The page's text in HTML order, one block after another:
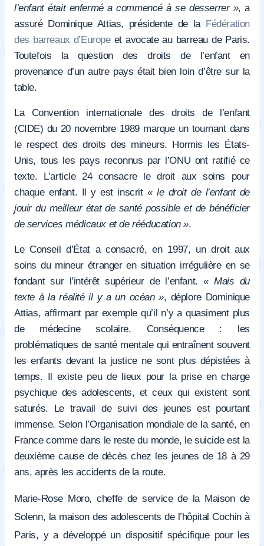
l’enfant était enfermé a commencé à se desserrer », a
assuré Dominique Attias, présidente de la Fédération
des barreaux d’Europeet avocate au barreau de Paris.
Toutefois la question des droits de l’enfant en
provenance d’un autre pays était bien loin d’être sur la
table.
La Convention internationale des droits de l’enfant
(CIDE) du 20 novembre 1989 marque un tournant dans
le respect des droits des mineurs. Hormis les États-
Unis, tous les pays reconnus par l’ONU ont ratifié ce
texte. L’article 24 consacre le droit aux soins pour
chaque enfant. Il y est inscrit « le droit de l’enfant de
jouir du meilleur état de santé possible et de bénéficier
de services médicaux et de rééducation ».
Le Conseil d’État a consacré, en 1997, un droit aux
soins du mineur étranger en situation irrégulière en se
fondant sur l’intérêt supérieur de l’enfant.« Mais du
texte à la réalité il y a un océan », déplore Dominique
Attias, affirmant par exemple qu’il n’y a quasiment plus
de médecine scolaire. Conséquence : les
problématiques de santé mentale qui entraînent souvent
les enfants devant la justice ne sont plus dépistées à
temps. Il existe peu de lieux pour la prise en charge
psychique des adolescents, et ceux qui existent sont
saturés. Le travail de suivi des jeunes est pourtant
immense. Selon l’Organisation mondiale de la santé, en
France comme dans le reste du monde, le suicide est la
deuxième cause de décès chez les jeunes de 18 à 29
ans, après les accidents de la route.
Marie-Rose Moro, cheffe de service de la Maison de
Solenn, la maison des adolescents de l’hôpital Cochin à
Paris, y a développé un dispositif spécifique pour les